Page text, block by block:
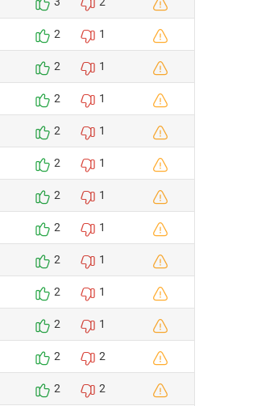
2 1
2 1
2 1
2 1
2 1
2 1
2 1
2 1
2 1
2 1
2 2
2 2